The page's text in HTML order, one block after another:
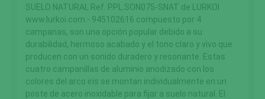
SUELO NATURAL Ref. PPL.SON075-SNAT de LURKOI
www.lurkoi.com - 945102616 compuesto por 4
campanas, son una opción popular debido a su
durabilidad, hermoso acabado y el tono claro y vivo que
producen con un sonido duradero y resonante. Estas
cuatro campanillas de aluminio anodizado con los
colores del arco iris se montan individualmente en un
poste de acero inoxidable para fijar a suelo natural. El